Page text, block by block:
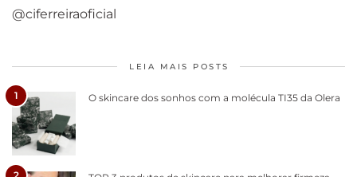
@ciferreiraoficial
LEIA MAIS POSTS
1 O skincare dos sonhos com a molécula TI35 da Olera